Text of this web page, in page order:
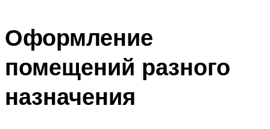
Оформление
помещений разного
назначения